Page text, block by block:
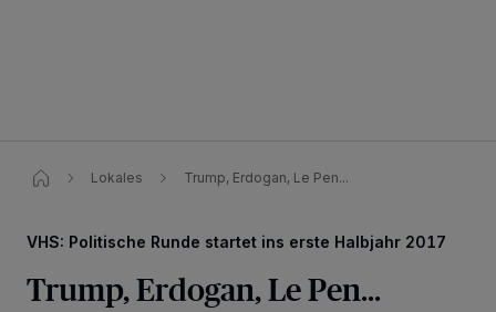
Lokales Trump, Erdogan, Le Pen...
VHS: Politische Runde startet ins erste Halbjahr 2017
Trump, Erdogan, Le Pen...